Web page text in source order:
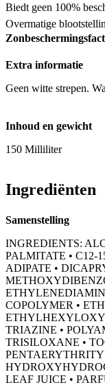
Biedt geen 100%
Overmatige
Extra informatie
Geen witte strepen.
Inhoud en gewicht
150 Milliliter
Ingrediënten
Samenstelling
INGREDIENTS:
PALMITATE • C12-
ADIPATE •
COPOLYMER •
TRIAZINE •
TRISILOXANE •
LEAF JUICE •